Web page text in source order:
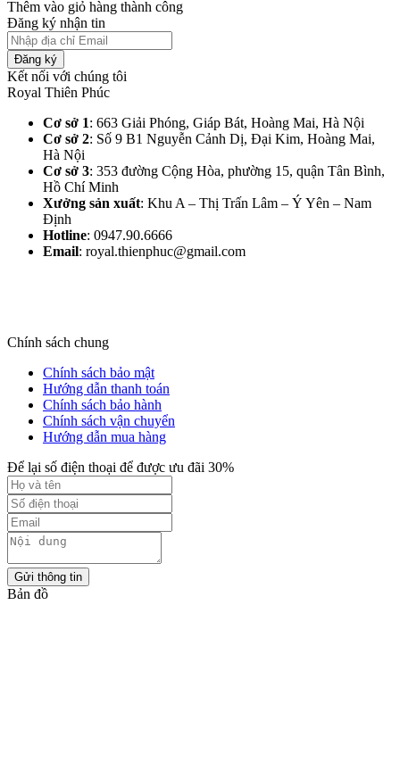
Thêm vào giỏ hàng thành công
Đăng ký nhận tin
Đăng ký
Kết nối với chúng tôi
Royal Thiên Phúc
Cơ sở 1: 663 Giải Phóng, Giáp Bát, Hoàng Mai, Hà Nội​
Cơ sở 2: Số 9 B1 Nguyễn Cảnh Dị, Đại Kim, Hoàng Mai,
Hà Nội​
Cơ sở 3: 353 đường Cộng Hòa, phường 15, quận Tân Bình,
Hồ Chí Minh
Xưởng sản xuất: Khu A – Thị Trấn Lâm – Ý Yên – Nam
Định​
Hotline: 0947.90.6666
Email: royal.thienphuc@gmail.com
Chính sách chung
Chính sách bảo mật
Hướng dẫn thanh toán
Chính sách bảo hành
Chính sách vận chuyển
Hướng dẫn mua hàng
Để lại số điện thoại để được ưu đãi 30%
Gửi thông tin
Bản đồ